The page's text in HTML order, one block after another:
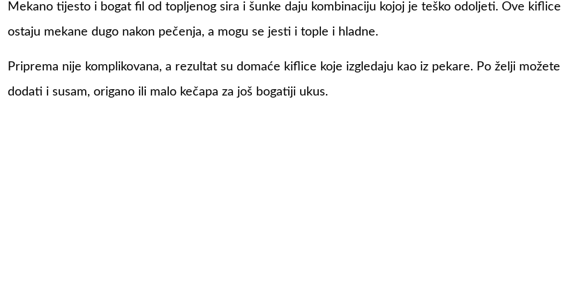
Mekano tijesto i bogat fil od topljenog sira i šunke daju kombinaciju kojoj je teško odoljeti. Ove kiflice
ostaju mekane dugo nakon pečenja, a mogu se jesti i tople i hladne.
Priprema nije komplikovana, a rezultat su domaće kiflice koje izgledaju kao iz pekare. Po želji možete
dodati i susam, origano ili malo kečapa za još bogatiji ukus.